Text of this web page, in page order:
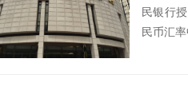
民银行
民币汇